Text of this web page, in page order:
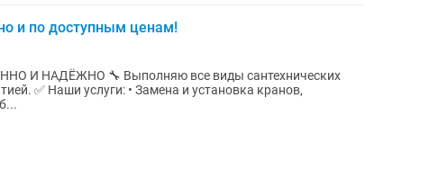
и по доступным ценам!
И НАДЁЖНО 🔧 Выполняю все виды сантехнических
✅ Наши услуги: • Замена и установка кранов,